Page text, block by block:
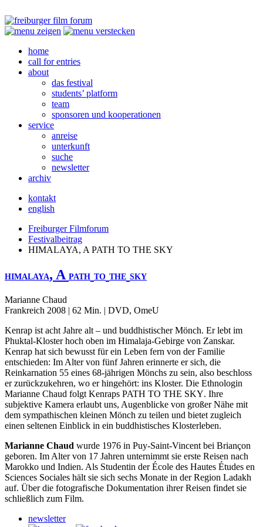
home
call for entries
about
das festival
students’ platform
team
sponsoren und kooperationen
service
anreise
unterkunft
suche
newsletter
archiv
kontakt
english
Freiburger Filmforum
Festivalbeitrag
HIMALAYA, A PATH TO THE SKY
HIMALAYA, A PATH TO THE SKY
Marianne Chaud
Frankreich 2008 | 62 Min. | DVD, OmeU
Kenrap ist acht Jahre alt – und buddhistischer Mönch. Er lebt im
Phuktal-Kloster hoch oben im Himalaja-Gebirge von Zanskar.
Kenrap hat sich bewusst für ein Leben fern von der Familie
entschieden: Im Alter von fünf Jahren erinnerte er sich, die
Reinkarnation 55 eines 68-jährigen Mönchs zu sein, also beschloss
er zurückzukehren, wo er hingehört: ins Kloster. Die Ethnologin
Marianne Chaud folgt Kenraps PATH TO THE SKY. Ihre
subjektive Kamera erlaubt uns, Augenblicke von großer Nähe mit
dem sympathischen kleinen Mönch zu teilen und bietet zugleich
einen seltenen Einblick in ein buddhistisches Klosterleben.
Marianne Chaud wurde 1976 in Puy-Saint-Vincent bei Briançon
geboren. Im Alter von 17 Jahren unternimmt sie erste Reisen nach
Marokko und Indien. Als Studentin der École des Hautes Études en
Sciences Sociales hält sie sich sechs Monate in der Region Ladakh
auf. Über die fotografische Dokumentation ihrer Reisen findet sie
schließlich zum Film.
newsletter